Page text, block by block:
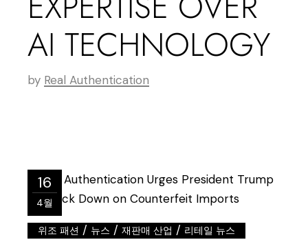
AI TECHNOLOGY
by Real Authentication
16
4월
위조 패션 / 뉴스 /재판매 산업 / 리테일 뉴스